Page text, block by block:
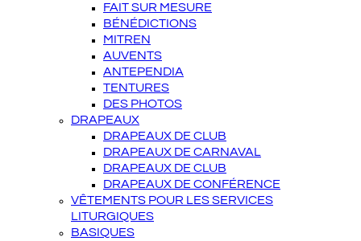
FAIT SUR MESURE
BÉNÉDICTIONS
MITREN
AUVENTS
ANTEPENDIA
TENTURES
DES PHOTOS
DRAPEAUX
DRAPEAUX DE CLUB
DRAPEAUX DE CARNAVAL
DRAPEAUX DE CLUB
DRAPEAUX DE CONFÉRENCE
VÊTEMENTS POUR LES SERVICES
LITURGIQUES
BASIQUES